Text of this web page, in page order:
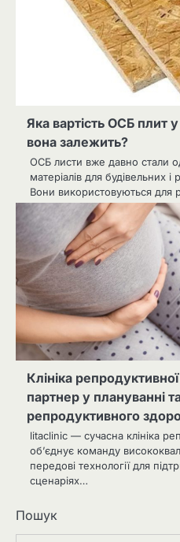
Яка вартість ОСБ плит
вона залежить?
ОСБ листи вже давно стали
матеріалів для будівельних і
Вони використовуються для
Клініка
партнер у плануванні
репродуктивного
litaclinic — сучасна клініка
об’єднує команду
передові технології для
сценаріях…
Пошук